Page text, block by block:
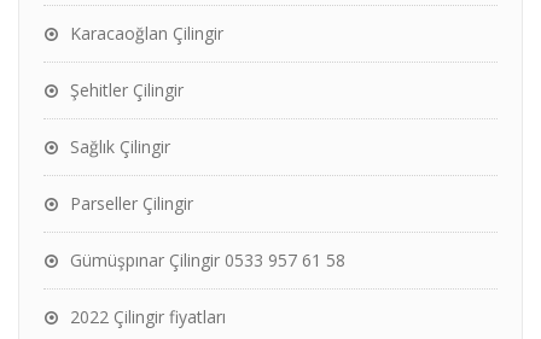
Karacaoğlan Çilingir
Şehitler Çilingir
Sağlık Çilingir
Parseller Çilingir
Gümüşpınar Çilingir 0533 957 61 58
2022 Çilingir fiyatları